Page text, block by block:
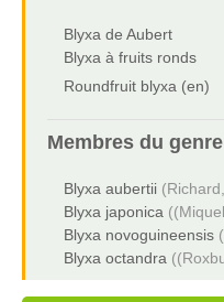
Blyxa de Aubert
Blyxa à fruits ronds
Roundfruit blyxa (en)
Membres du genre
Blyxa aubertii
Blyxa japonica
Blyxa novoguineensis
Blyxa octandra